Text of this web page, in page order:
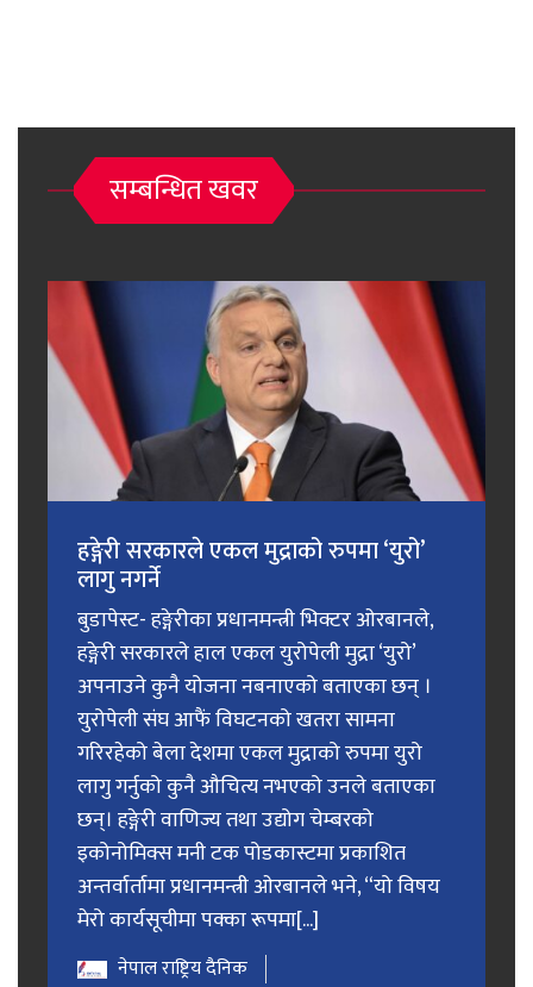
सम्बन्धित खवर
हङ्गेरी सरकारले एकल मुद्राको रुपमा ‘युरो’
लागु नगर्ने
बुडापेस्ट- हङ्गेरीका प्रधानमन्त्री भिक्टर ओरबानले,
हङ्गेरी सरकारले हाल एकल युरोपेली मुद्रा ‘युरो’
अपनाउने कुनै योजना नबनाएको बताएका छन् ।
युरोपेली संघ आफैं विघटनको खतरा सामना
गरिरहेको बेला देशमा एकल मुद्राको रुपमा युरो
लागु गर्नुको कुनै औचित्य नभएको उनले बताएका
छन्। हङ्गेरी वाणिज्य तथा उद्योग चेम्बरको
इकोनोमिक्स मनी टक पोडकास्टमा प्रकाशित
अन्तर्वार्तामा प्रधानमन्त्री ओरबानले भने, “यो विषय
मेरो कार्यसूचीमा पक्का रूपमा[...]
नेपाल राष्ट्रिय दैनिक